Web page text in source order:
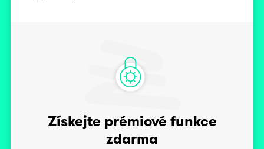
Získejte prémiové funkce
zdarma